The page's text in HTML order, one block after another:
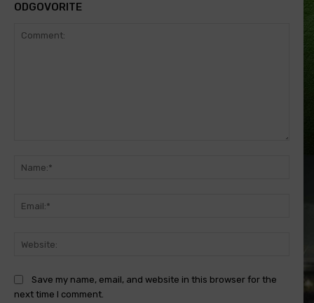
ODGOVORITE
Save my name, email, and website in this browser for the
next time I comment.